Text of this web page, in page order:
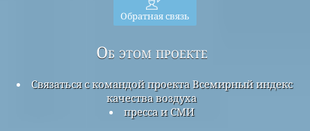
Обратная связь
Об этом проекте
Связаться с командой проекта Всемирный индекс
качества воздуха
пресса и СМИ